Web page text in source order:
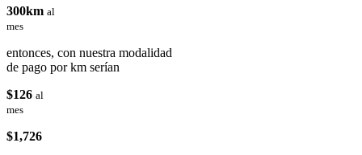
300km al
mes
entonces, con nuestra modalidad
de pago por km serían
$126 al
mes
$1,726